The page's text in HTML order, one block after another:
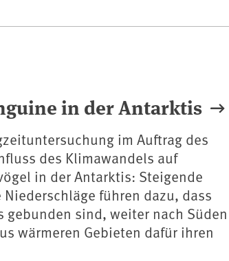
in der Antarktis
im Auftrag des
des Klimawandels auf
in der Antarktis: Steigende
führen dazu, dass
gebunden sind, weiter nach Süden
wärmeren Gebieten dafür ihren